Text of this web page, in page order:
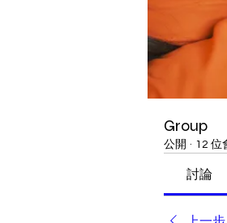
Group
公開 · 12 位
討論